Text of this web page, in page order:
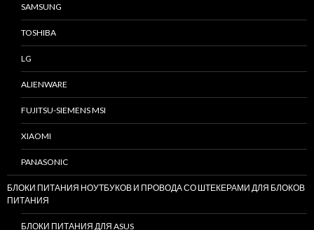
SAMSUNG
TOSHIBA
LG
ALIENWARE
FUJITSU-SIEMENS MSI
XIAOMI
PANASONIC
БЛОКИ ПИТАНИЯ НОУТБУКОВ И ПРОВОДА СО ШТЕКЕРАМИ ДЛЯ БЛОКОВ
ПИТАНИЯ
БЛОКИ ПИТАНИЯ ДЛЯ ASUS